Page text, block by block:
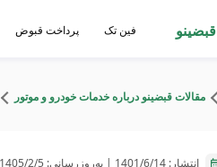
قبضینو فین تک پرداخت قبوض
مقالات قبضینو درباره خدمات خودرو و موتور
انتشار: 1401/6/14 | به‌روزرسانی: 1405/2/5